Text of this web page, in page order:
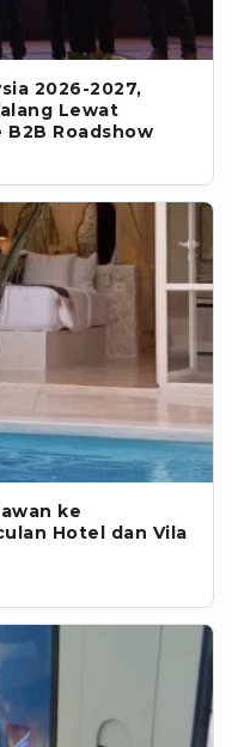
2026-2027,
Lewat
B2B Roadshow
ke
Hotel dan Vila